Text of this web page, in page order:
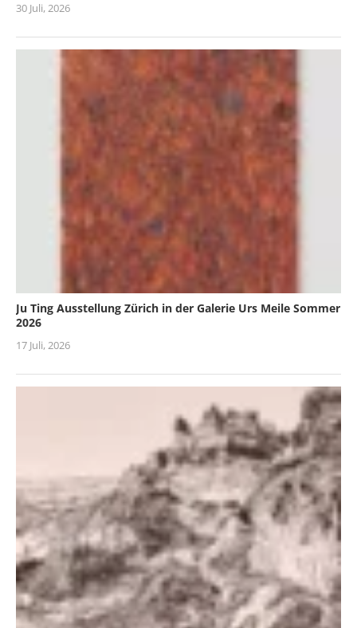
30 Juli, 2026
Ju Ting Ausstellung Zürich in der Galerie Urs Meile Sommer
2026
17 Juli, 2026